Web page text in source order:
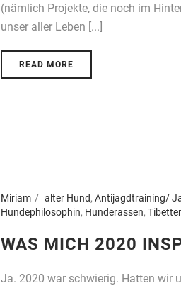
(nämlich Projekte, die noch im
unser aller Leben [...]
READ MORE
Miriam alter Hund, Antijagdtraining/
Hundephilosophin, Hunderassen,
WAS MICH 2020
Ja. 2020 war schwierig. Hatten wir